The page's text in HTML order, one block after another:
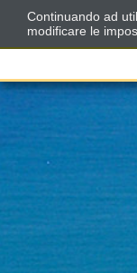
Continuando ad
modificare le